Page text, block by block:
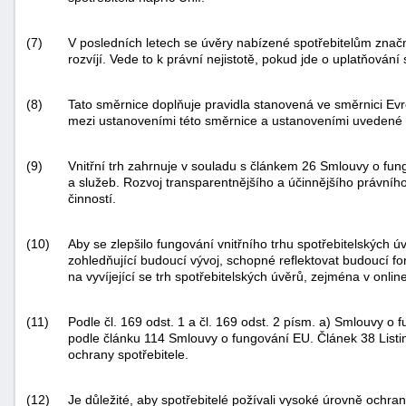
(7)
V posledních letech se úvěry nabízené spotřebitelům
rozvíjí. Vede to k právní nejistotě, pokud jde o
(8)
Tato směrnice doplňuje pravidla stanovená ve směrnici
mezi ustanoveními této směrnice a ustanoveními
(9)
Vnitřní trh zahrnuje v souladu s článkem 26 Smlouvy o
a služeb. Rozvoj transparentnějšího a účinnějšího
činností.
(10)
Aby se zlepšilo fungování vnitřního trhu spotřebitelských
zohledňující budoucí vývoj, schopné reflektovat budoucí
na vyvíjející se trh spotřebitelských úvěrů, zejména v
(11)
Podle čl. 169 odst. 1 a čl. 169 odst. 2 písm. a) Smlouvy
podle článku 114 Smlouvy o fungování EU. Článek 38
ochrany spotřebitele.
(12) Je důležité, aby spotřebitelé požívali vysoké úrovně